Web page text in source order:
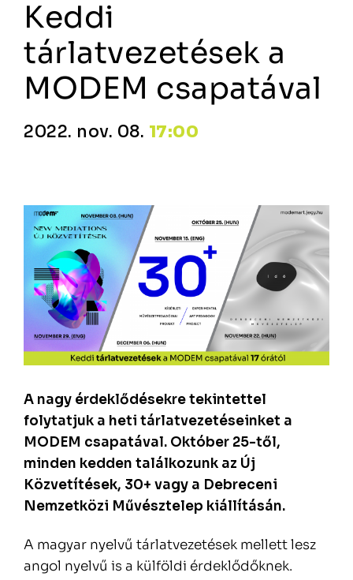
Keddi
tárlatvezetések a
MODEM csapatával
2022. nov. 08. 17:00
A nagy érdeklődésekre tekintettel
folytatjuk a heti tárlatvezetéseinket a
MODEM csapatával. Október 25-től,
minden kedden találkozunk az Új
Közvetítések, 30+ vagy a Debreceni
Nemzetközi Művésztelep kiállításán.
A magyar nyelvű tárlatvezetések mellett lesz
angol nyelvű is a külföldi érdeklődőknek.